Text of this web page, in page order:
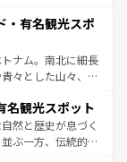
エティ豊かな料理
美を楽しむことが
ストリートフード
。夜には、韓国な
たたかいホスピタ
韓国情報はコンテンツ一
・有名観光スポ
ナム。南北に細長
々とした山々、世
の古い町並みやホ
、独特の雰囲気を
かさとおいしさで
名観光スポット
然と歴史が息づく
ぶ一方、伝統的な